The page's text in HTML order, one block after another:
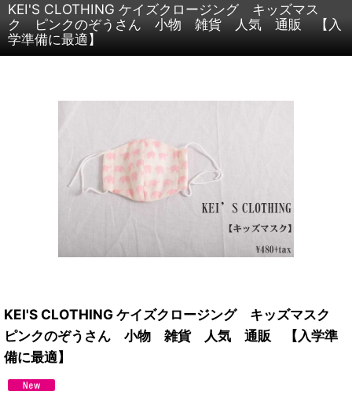
KEI'S CLOTHING ケイズクロージング キッズマス
ク ピンクのぞうさん 小物 雑貨 人気 通販 【入
学準備に最適】
KEI'S CLOTHING ケイズクロージング キッズマスク
ピンクのぞうさん 小物 雑貨 人気 通販 【入学準
備に最適】